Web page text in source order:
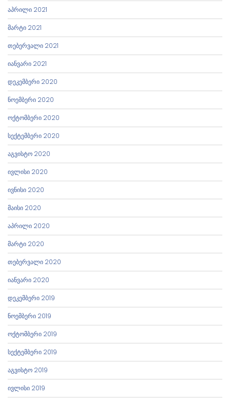
აპრილი 2021
მარტი 2021
თებერვალი 2021
იანვარი 2021
დეკემბერი 2020
ნოემბერი 2020
ოქტომბერი 2020
სექტემბერი 2020
აგვისტო 2020
ივლისი 2020
ივნისი 2020
მაისი 2020
აპრილი 2020
მარტი 2020
თებერვალი 2020
იანვარი 2020
დეკემბერი 2019
ნოემბერი 2019
ოქტომბერი 2019
სექტემბერი 2019
აგვისტო 2019
ივლისი 2019